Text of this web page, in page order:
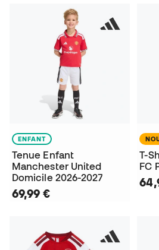
ENFANT
Tenue Enfant
Manchester United
Domicile 2026-2027
69,99 €
T-
FC